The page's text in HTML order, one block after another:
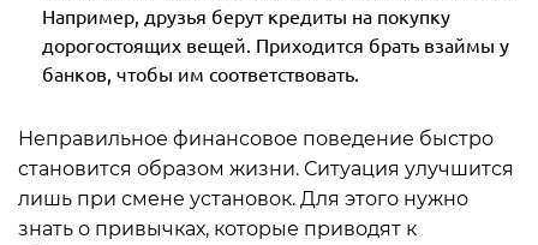
Например, друзья берут кредиты на покупку
дорогостоящих вещей. Приходится брать взаймы у
банков, чтобы им соответствовать.
Неправильное финансовое поведение быстро
становится образом жизни. Ситуация улучшится
лишь при смене установок. Для этого нужно
знать о привычках, которые приводят к